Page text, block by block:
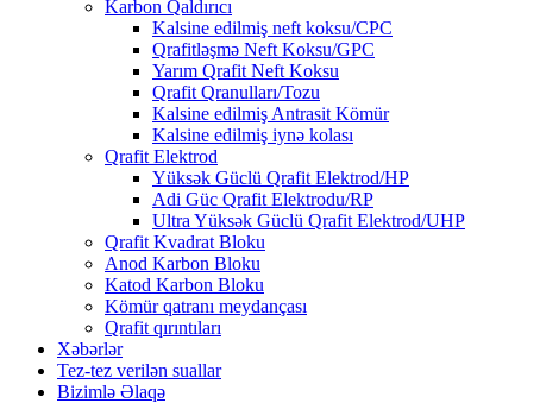
Karbon Qaldırıcı
Kalsine edilmiş neft koksu/CPC
Qrafitləşmə Neft Koksu/GPC
Yarım Qrafit Neft Koksu
Qrafit Qranulları/Tozu
Kalsine edilmiş Antrasit Kömür
Kalsine edilmiş iynə kolası
Qrafit Elektrod
Yüksək Güclü Qrafit Elektrod/HP
Adi Güc Qrafit Elektrodu/RP
Ultra Yüksək Güclü Qrafit Elektrod/UHP
Qrafit Kvadrat Bloku
Anod Karbon Bloku
Katod Karbon Bloku
Kömür qatranı meydançası
Qrafit qırıntıları
Xəbərlər
Tez-tez verilən suallar
Bizimlə Əlaqə